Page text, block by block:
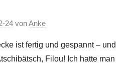
24 vonAnke
ist fertig und gespannt – und
Filou! Ich hatte man